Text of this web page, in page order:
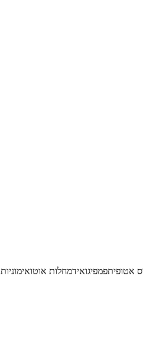
אטופיתפמפיגואידמחלות אוטואימוניות